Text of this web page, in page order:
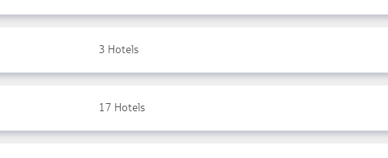
3 Hotels
17 Hotels